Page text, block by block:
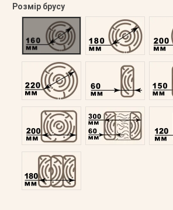
Розмір брусу
Оциліндрований 160
Оциліндрований 220
Профільований 200Подвійний 300
Клеєний 180